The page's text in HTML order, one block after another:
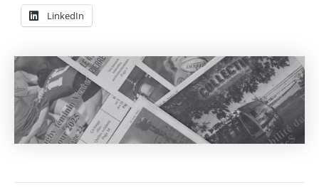
LinkedIn